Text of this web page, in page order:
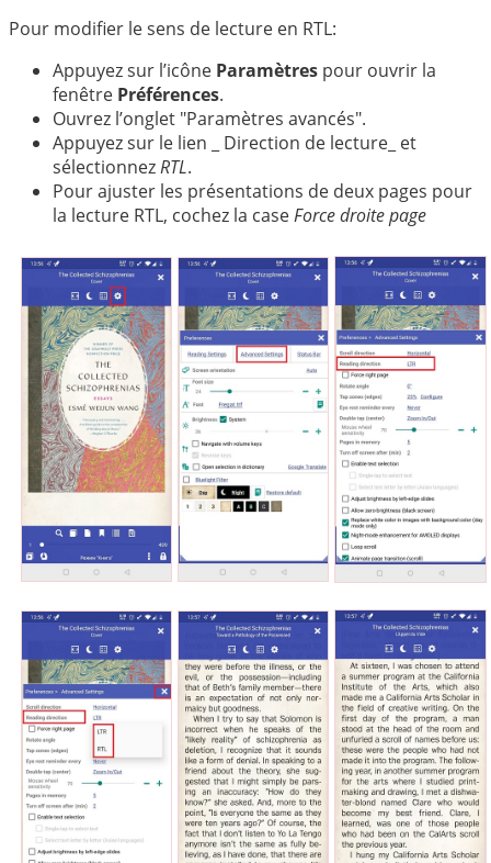
Pour modifier le sens de lecture en RTL:
Appuyez sur l’icône Paramètres pour ouvrir la
fenêtre Préférences.
Ouvrez l’onglet "Paramètres avancés".
Appuyez sur le lien _ Direction de lecture_ et
sélectionnezRTL.
Pour ajuster les présentations de deux pages pour
la lecture RTL, cochez la caseForce droite page